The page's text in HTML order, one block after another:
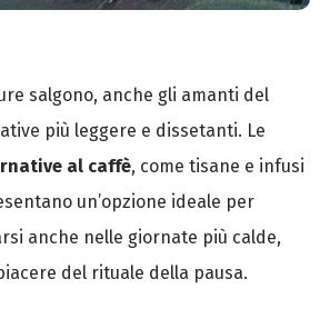
salgono, anche gli amanti del
più leggere e dissetanti. Le
al caffè, come tisane e infusi
un’opzione ideale per
anche nelle giornate più calde,
del rituale della pausa.